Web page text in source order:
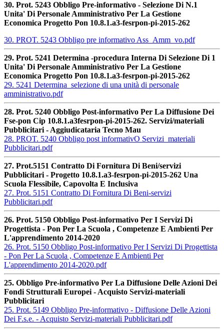
30. Prot. 5243 Obbligo Pre-informativo - Selezione Di N.1
Unita' Di Personale Amministrativo Per La Gestione
Economica Progetto Pon 10.8.1.a3-fesrpon-pi-2015-262
30. PROT. 5243 Obbligo pre informativo Ass_Amm_vo.pdf
29. Prot. 5241 Determina -procedura Interna Di Selezione Di 1
Unita' Di Personale Amministrativo Per La Gestione
Economica Progetto Pon 10.8.1.a3-fesrpon-pi-2015-262
29. 5241 Determina_selezione di una unità di personale
amministrativo.pdf
28. Prot. 5240 Obbligo Post-informativo Per La Diffusione Dei
Fse-pon Cip 10.8.1.a3fesrpon-pi-2015-262. Servizi/materiali
Pubblicitari - Aggiudicataria Tecno Mau
28. PROT. 5240 Obbligo post informativO Servizi_materiali
Pubblicitari.pdf
27. Prot.5151 Contratto Di Fornitura Di Beni/servizi
Pubblicitari - Progetto 10.8.1.a3-fesrpon-pi-2015-262 Una
Scuola Flessibile, Capovolta E Inclusiva
27. Prot. 5151 Contratto Di Fornitura Di Beni-servizi
Pubblicitari.pdf
26. Prot. 5150 Obbligo Post-informativo Per I Servizi Di
Progettista - Pon Per La Scuola , Competenze E Ambienti Per
L'apprendimento 2014-2020
26. Prot. 5150 Obbligo Post-informativo Per I Servizi Di Progettista
- Pon Per La Scuola , Competenze E Ambienti Per
L'apprendimento 2014-2020.pdf
25. Obbligo Pre-informativo Per La Diffusione Delle Azioni Dei
Fondi Strutturali Europei - Acquisto Servizi-materiali
Pubblicitari
25. Prot. 5149 Obbligo Pre-informativo - Diffusione Delle Azioni
Dei F.s.e. - Acquisto Servizi-materiali Pubblicitari.pdf